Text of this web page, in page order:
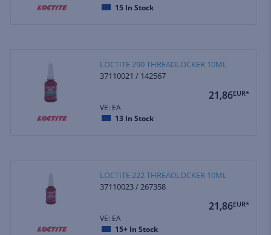
15 In Stock
LOCTITE 290 THREADLOCKER 10ML
37110021 / 142567
21,86EUR*
VE: EA
13 In Stock
LOCTITE 222 THREADLOCKER 10ML
37110023 / 267358
21,86EUR*
VE: EA
15+ In Stock